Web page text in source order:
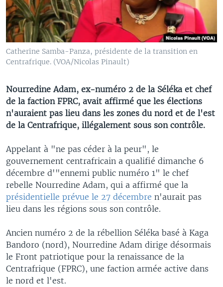
Catherine Samba-Panza, présidente de la transition en
Centrafrique. (VOA/Nicolas Pinault)
Nourredine Adam, ex-numéro 2 de la Séléka et chef
de la faction FPRC, avait affirmé que les élections
n'auraient pas lieu dans les zones du nord et de l'est
de la Centrafrique, illégalement sous son contrôle.
Appelant à "ne pas céder à la peur", le
gouvernement centrafricain a qualifié dimanche 6
décembre d'"ennemi public numéro 1" le chef
rebelle Nourredine Adam, qui a affirmé que la
présidentielle prévue le 27 décembre n'aurait pas
lieu dans les régions sous son contrôle.
Ancien numéro 2 de la rébellion Séléka basé à Kaga
Bandoro (nord), Nourredine Adam dirige désormais
le Front patriotique pour la renaissance de la
Centrafrique (FPRC), une faction armée active dans
le nord et l'est.